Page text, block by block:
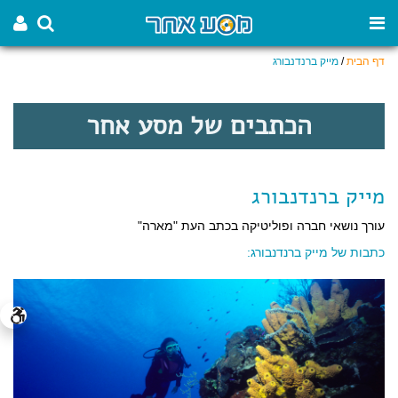
דף הבית/ מייק ברנדנבורג
הכתבים של מסע אחר
מייק ברנדנבורג
עורך נושאי חברה ופוליטיקה בכתב העת "מארה"
כתבות של מייק ברנדנבורג: